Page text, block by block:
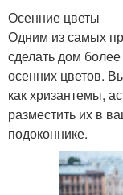
Цвета для
Осенний
Осенние цветы
Одним из самых
сделать дом
осенних цветов.
как хризантемы,
разместить их в
подоконнике.